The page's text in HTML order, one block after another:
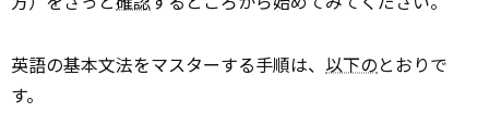
英語の基本文法をマスターする手順は、 以下のとおりで
す。